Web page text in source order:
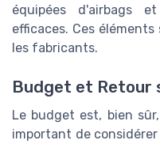
équipées d'airbags
efficaces. Ces
les fabricants.
Budget et Retour
Le budget est, bien
important de